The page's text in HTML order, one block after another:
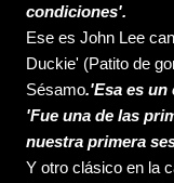
condiciones'.
Ese es John Lee
Duckie' (Patito de
Sésamo.'Esa es un
'Fue una de las
nuestra primera
Y otro clásico en la